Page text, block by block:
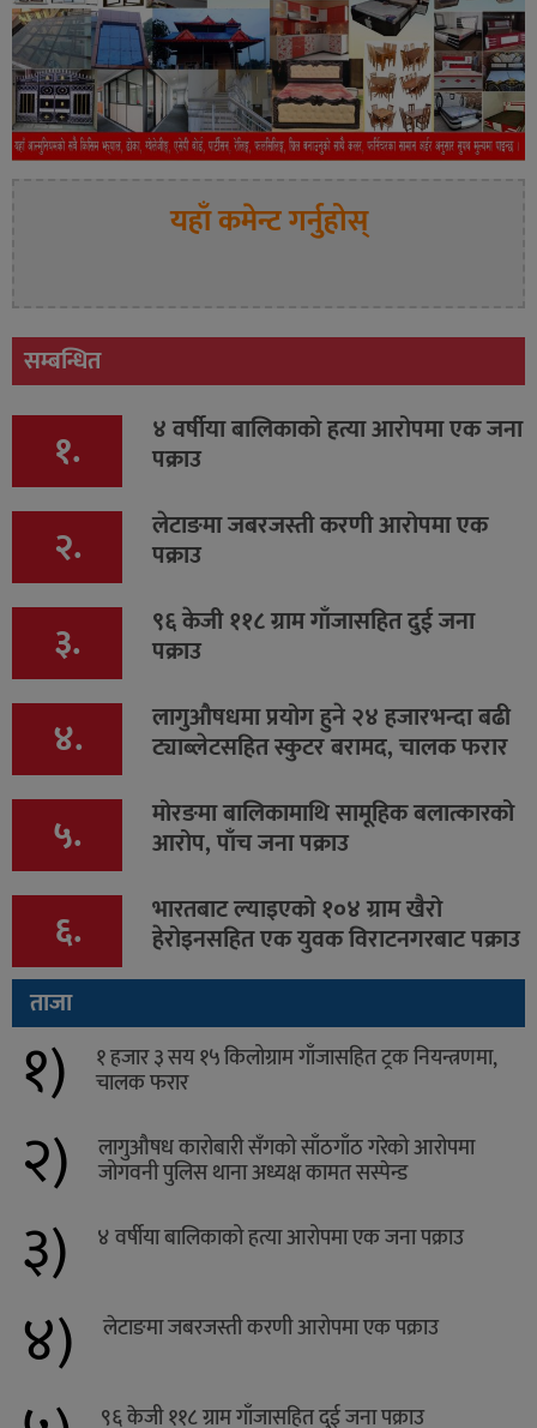
यहाँ कमेन्ट गर्नुहोस्
सम्बन्धित
१. ४ वर्षीया बालिकाको हत्या आरोपमा एक जना
पक्राउ
२. लेटाङमा जबरजस्ती करणी आरोपमा एक
पक्राउ
३. ९६ केजी ११८ ग्राम गाँजासहित दुई जना
पक्राउ
४. लागुऔषधमा प्रयोग हुने २४ हजारभन्दा बढी
ट्याब्लेटसहित स्कुटर बरामद, चालक फरार
५. मोरङमा बालिकामाथि सामूहिक बलात्कारको
आरोप, पाँच जना पक्राउ
६. भारतबाट ल्याइएको १०४ ग्राम खैरो
हेरोइनसहित एक युवक विराटनगरबाट पक्राउ
ताजा
१) १ हजार ३ सय १५ किलोग्राम गाँजासहित ट्रक नियन्त्रणमा,
चालक फरार
२) लागुऔषध कारोबारी सँगको साँठगाँठ गरेको आरोपमा
जोगवनी पुलिस थाना अध्यक्ष कामत सस्पेन्ड
३) ४ वर्षीया बालिकाको हत्या आरोपमा एक जना पक्राउ
४) लेटाङमा जबरजस्ती करणी आरोपमा एक पक्राउ
९६ केजी ११८ ग्राम गाँजासहित दुई जना पक्राउ